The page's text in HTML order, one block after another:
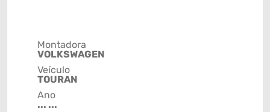
Montadora
VOLKSWAGEN
Veículo
TOURAN
Ano
... ...